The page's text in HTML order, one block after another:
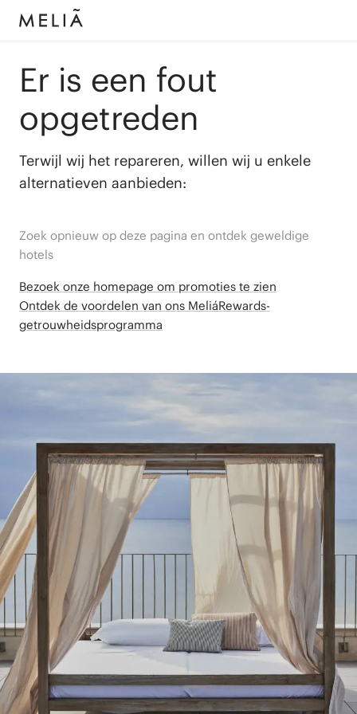
Er is een fout
opgetreden
Terwijl wij het repareren, willen wij u enkele
alternatieven aanbieden:
Zoek opnieuw op deze pagina en ontdek geweldige
hotels
Bezoek onze homepage om promoties te zien
Ontdek de voordelen van ons MeliáRewards-
getrouwheidsprogramma